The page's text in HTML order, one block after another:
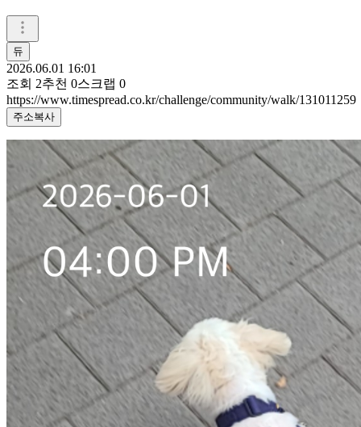
듀
2026.06.01 16:01
조회 2추천 0스크랩 0
https://www.timespread.co.kr/challenge/community/walk/131011259
주소복사